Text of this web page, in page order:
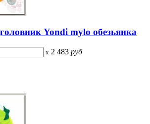
Yondi mylo обезьянка
x 2 483 руб